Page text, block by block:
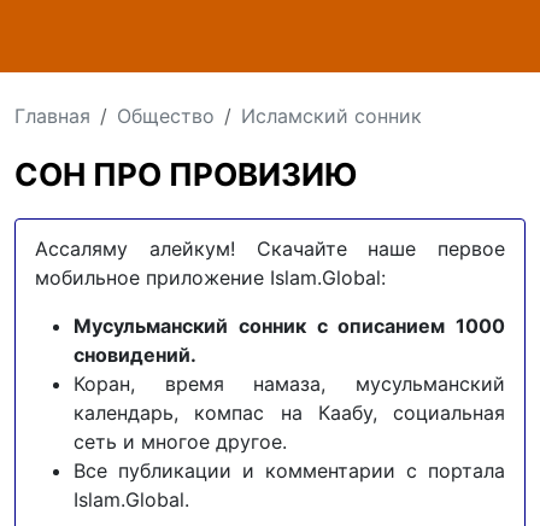
Главная Общество Исламский сонник
СОН ПРО ПРОВИЗИЮ
Ассаляму алейкум! Скачайте наше первое
мобильное приложение Islam.Global:
Мусульманский сонник с описанием 1000
сновидений.
Коран, время намаза, мусульманский
календарь, компас на Каабу, социальная
сеть и многое другое.
Все публикации и комментарии с портала
Islam.Global.